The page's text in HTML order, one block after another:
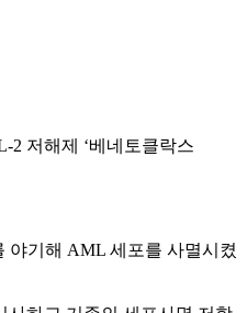
2 저해제 ‘베네토클락스
야기해 AML 세포를 사멸시켰